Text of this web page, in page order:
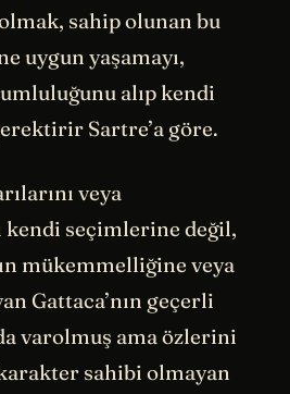
sahip olunan bu
uygun yaşamayı,
alıp kendi
Sartre’a göre.
veya
kendi seçimlerine değil,
mükemmelliğine veya
Gattaca’nın geçerli
varolmuş ama özlerini
sahibi olmayan